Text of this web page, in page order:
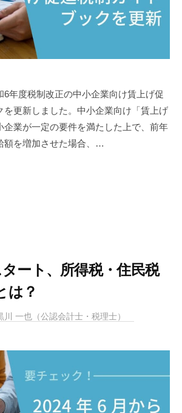
6年度税制改正の中小企業向け賃上げ促
を更新しました。中小企業向け「賃上げ
企業が一定の要件を満たした上で、前年
額を増加させた場合、…
ート、所得税・住民税
は？
川 一也（公認会計士・税理士）